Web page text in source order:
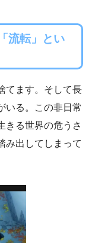
流転」とい
てます。そして長
いる。この非日常
きる世界の危うさ
み出してしまって